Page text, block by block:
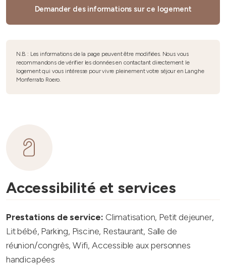
Demander des informations sur ce logement
N.B. : Les informations de la page peuvent être modifiées. Nous vous
recommandons de vérifier les données en contactant directement le
logement qui vous intéresse pour vivre pleinement votre séjour en Langhe
Monferrato Roero.
Accessibilité et services
Prestations de service: Climatisation, Petit dejeuner,
Lit bébé, Parking, Piscine, Restaurant, Salle de
réunion/congrès, Wifi, Accessible aux personnes
handicapées